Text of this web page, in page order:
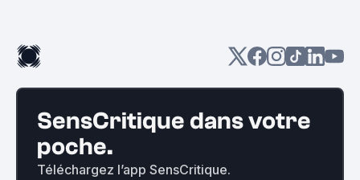
SensCritique dans votre
poche.
Téléchargez l’app SensCritique.